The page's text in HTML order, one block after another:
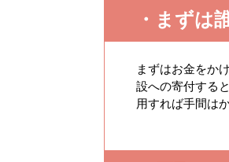
・まずは
まずはお金をか
設への寄付する
用すれば手間は